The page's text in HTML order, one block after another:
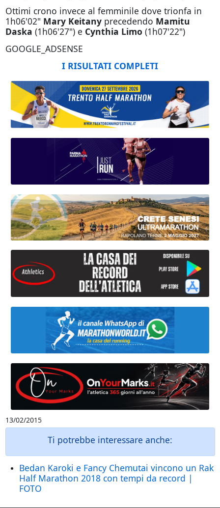
Ottimi crono invece al femminile dove trionfa in
1h06'02" Mary Keitanyprecedendo Mamitu
Daska (1h06'27") e Cynthia Limo (1h07'22")
GOOGLE_ADSENSE
I RISULTATI COMPLETI
13/02/2015
Ti potrebbe interessare anche:
Bedan Karoki e Fancy Chemutai vincono un Rak
Half Marathon 2018 con tempi da record |
FOTO